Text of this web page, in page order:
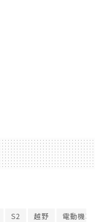
S2 越野 電動機車